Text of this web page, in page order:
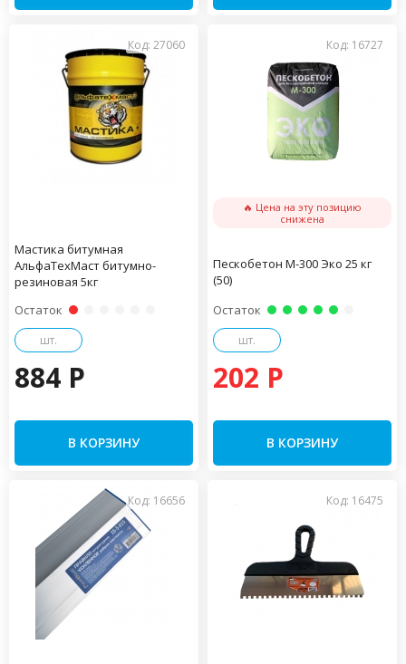
Код: 27060
Мастика битумная
АльфаТехМаст битумно-
резиновая 5кг
Остаток
шт.
884 P
В КОРЗИНУ
Код: 16727
🔥 Цена на эту позицию
снижена
Пескобетон М-300 Эко 25 кг
(50)
Остаток
шт.
202 P
В КОРЗИНУ
Код: 16656 Код: 16475